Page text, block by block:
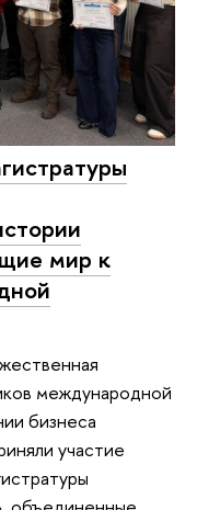
мир к
международной
бизнеса
участие